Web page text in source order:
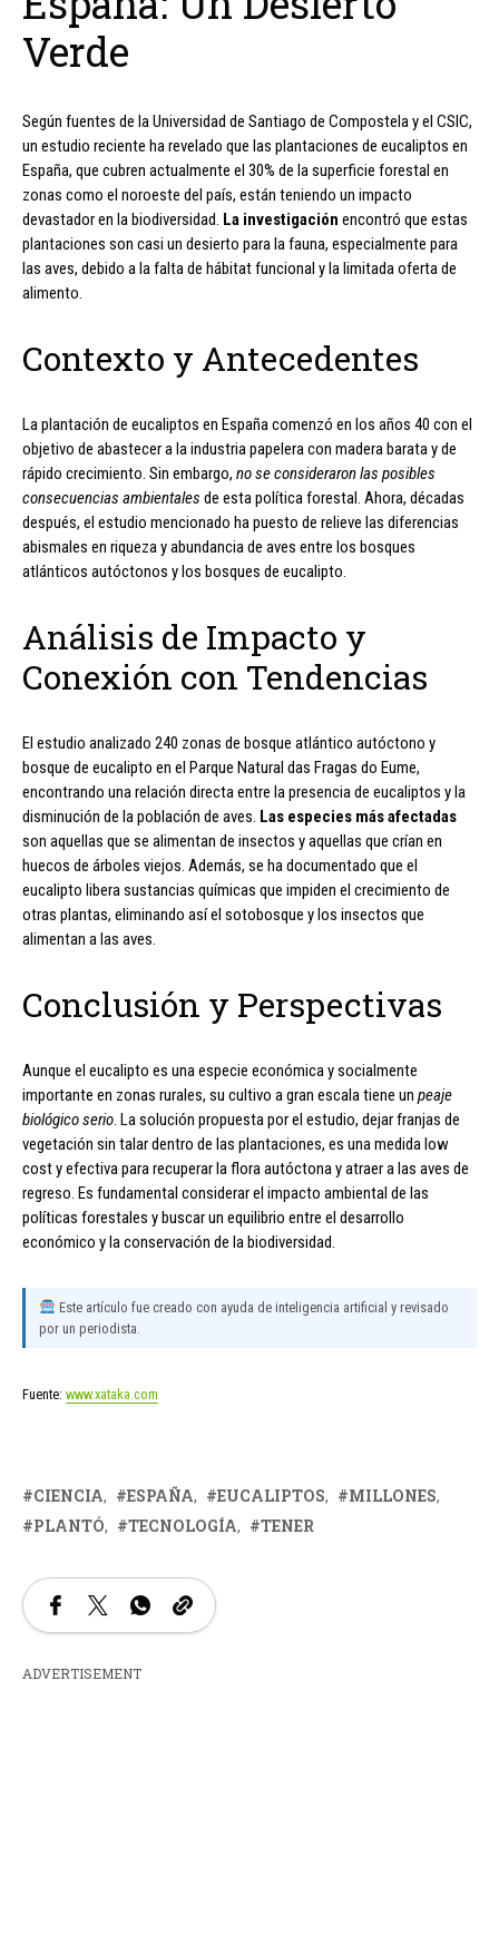
Verde
Según fuentes de la Universidad de Santiago de Compostela y el CSIC,
un estudio reciente ha revelado que las plantaciones de eucaliptos en
España, que cubren actualmente el 30% de la superficie forestal en
zonas como el noroeste del país, están teniendo un impacto
devastador en la biodiversidad. La investigación encontró que estas
plantaciones son casi un desierto para la fauna, especialmente para
las aves, debido a la falta de hábitat funcional y la limitada oferta de
alimento.
Contexto y Antecedentes
La plantación de eucaliptos en España comenzó en los años 40 con el
objetivo de abastecer a la industria papelera con madera barata y de
rápido crecimiento. Sin embargo, no se consideraron las posibles
consecuencias ambientales de esta política forestal. Ahora, décadas
después, el estudio mencionado ha puesto de relieve las diferencias
abismales en riqueza y abundancia de aves entre los bosques
atlánticos autóctonos y los bosques de eucalipto.
Análisis de Impacto y
Conexión con Tendencias
El estudio analizado 240 zonas de bosque atlántico autóctono y
bosque de eucalipto en el Parque Natural das Fragas do Eume,
encontrando una relación directa entre la presencia de eucaliptos y la
disminución de la población de aves. Las especies más afectadas
son aquellas que se alimentan de insectos y aquellas que crían en
huecos de árboles viejos. Además, se ha documentado que el
eucalipto libera sustancias químicas que impiden el crecimiento de
otras plantas, eliminando así el sotobosque y los insectos que
alimentan a las aves.
Conclusión y Perspectivas
Aunque el eucalipto es una especie económica y socialmente
importante en zonas rurales, su cultivo a gran escala tiene un peaje
biológico serio. La solución propuesta por el estudio, dejar franjas de
vegetación sin talar dentro de las plantaciones, es una medida low
cost y efectiva para recuperar la flora autóctona y atraer a las aves de
regreso. Es fundamental considerar el impacto ambiental de las
políticas forestales y buscar un equilibrio entre el desarrollo
económico y la conservación de la biodiversidad.
Este artículo fue creado con ayuda de inteligencia artificial y revisado
por un periodista.
Fuente: www.xataka.com
CIENCIA ESPAÑA EUCALIPTOS
MILLONES
PLANTÓ
TECNOLOGÍA TENER
ADVERTISEMENT